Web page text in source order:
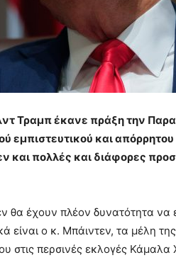
Τραμπ έκανε πράξη την
εμπιστευτικού και
και πολλές και διάφορες
έχουν πλέον δυνατότητα να
είναι ο κ. Μπάιντεν, τα μέλη
στις περσινές εκλογές